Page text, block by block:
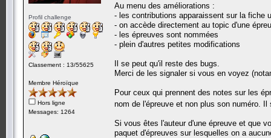
Profil challenge
Classement : 13/55625
Membre Héroïque
Hors ligne
Messages: 1264
Au menu des améliorations :
- les contributions apparaissent sur la fiche
- on accède directement au topic d'une
- les épreuves sont nommées
- plein d'autres petites modifications
Il se peut qu'il reste des bugs.
Merci de les signaler si vous en voyez
Pour ceux qui prennent des notes sur les
nom de l'épreuve et non plus son numéro.
Si vous êtes l'auteur d'une épreuve et que
paquet d'épreuves sur lesquelles on a